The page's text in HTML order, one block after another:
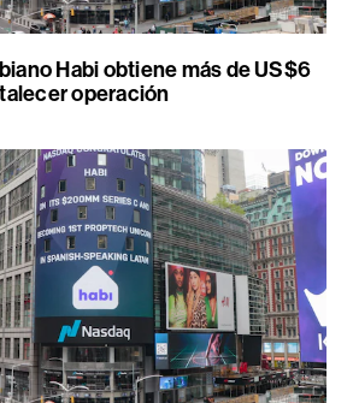
Habi obtiene más de US$6
operación